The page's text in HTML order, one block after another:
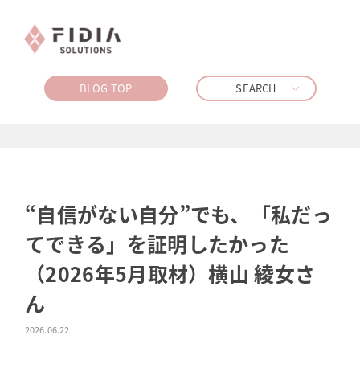
BLOG TOP SEARCH
“自信がない自分”でも、「私だっ
てできる」を証明したかった
（2026年5月取材）横山 綾女さ
ん
2026.06.22